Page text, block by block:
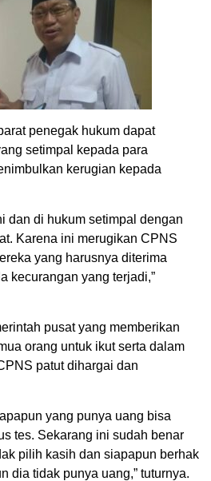
penegak hukum dapat
setimpal kepada para
kerugian kepada
dan di hukum setimpal dengan
Karena ini merugikan CPNS
yang harusnya diterima
kecurangan yang terjadi,”
pusat yang memberikan
orang untuk ikut serta dalam
patut dihargai dan
yang punya uang bisa
tes. Sekarang ini sudah benar
pilih kasih dan siapapun berhak
dia tidak punya uang,” tuturnya.